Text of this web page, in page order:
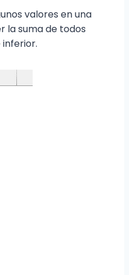
valores en una
la suma de todos